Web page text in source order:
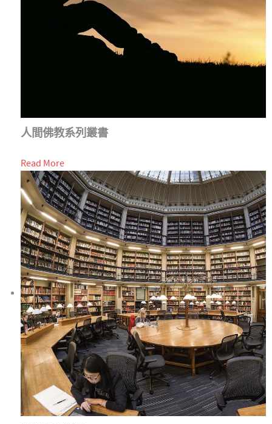
人間佛教系列叢書
Read More